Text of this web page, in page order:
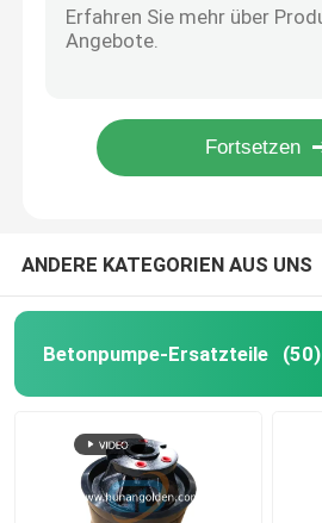
Hydraulisches Regelventil
Drehreduzierer
Zentrale Pneumatikteile
Benutzter Betonpumpe-LKW
ANDERE KATEGORIEN AUS UNS
Betonpumpe-Ersatzteile (50)